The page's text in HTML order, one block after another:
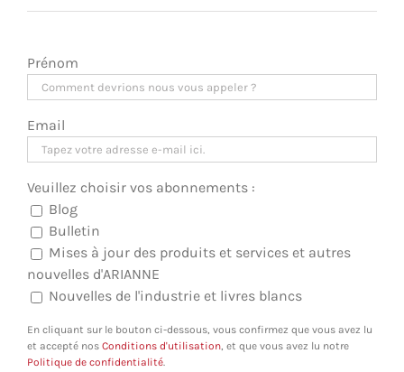
Prénom
Email
Veuillez choisir vos abonnements :
Blog
Bulletin
Mises à jour des produits et services et autres
nouvelles d'ARIANNE
Nouvelles de l'industrie et livres blancs
En cliquant sur le bouton ci-dessous, vous confirmez que vous avez lu
et accepté nos Conditions d'utilisation, et que vous avez lu notre
Politique de confidentialité.